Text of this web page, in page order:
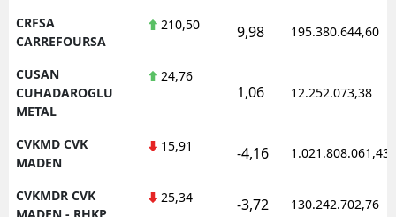
CRFSA
CARREFOURSA
210,50 9,98 195.380.644,60
CUSAN
CUHADAROGLU
METAL
24,76
1,06 12.252.073,38
CVKMD CVK
MADEN
15,91 -4,16 1.021.808.061,43
CVKMDR CVK
MADEN - RHKP
25,34 -3,72 130.242.702,76